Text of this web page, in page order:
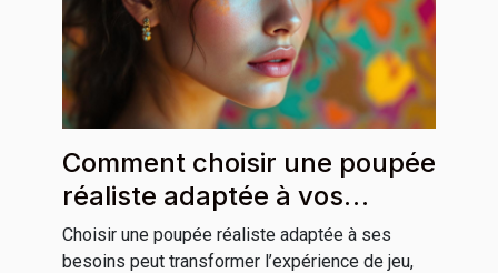
Comment choisir une poupée
réaliste adaptée à vos
besoins ?
Choisir une poupée réaliste adaptée à ses
besoins peut transformer l’expérience de jeu,